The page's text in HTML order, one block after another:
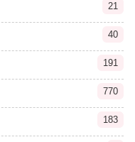
21
40
191
770
183